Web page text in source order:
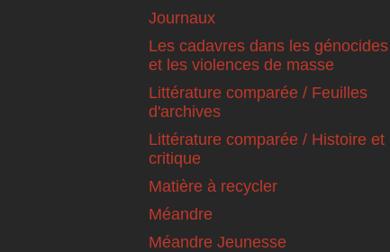
Journaux
Les cadavres dans les génocides
et les violences de masse
Littérature comparée / Feuilles
d'archives
Littérature comparée / Histoire et
critique
Matière à recycler
Méandre
Méandre Jeunesse